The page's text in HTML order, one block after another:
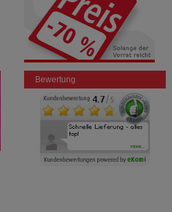
Bewertung